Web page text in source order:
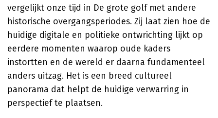
vergelijkt onze tijd in De grote golf met andere
historische overgangsperiodes. Zij laat zien hoe de
huidige digitale en politieke ontwrichting lijkt op
eerdere momenten waarop oude kaders
instortten en de wereld er daarna fundamenteel
anders uitzag. Het is een breed cultureel
panorama dat helpt de huidige verwarring in
perspectief te plaatsen.